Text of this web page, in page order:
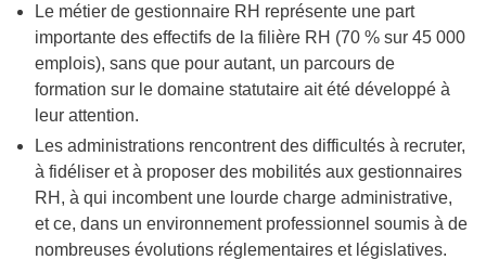
Le métier de gestionnaire RH représente une part
importante des effectifs de la filière RH (70 % sur 45 000
emplois), sans que pour autant, un parcours de
formation sur le domaine statutaire ait été développé à
leur attention.
Les administrations rencontrent des difficultés à recruter,
à fidéliser et à proposer des mobilités aux gestionnaires
RH, à qui incombent une lourde charge administrative,
et ce, dans un environnement professionnel soumis à de
nombreuses évolutions réglementaires et législatives.